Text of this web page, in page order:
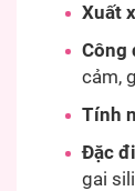
Xuất
Công
cảm,
Tính
Đặc
gai